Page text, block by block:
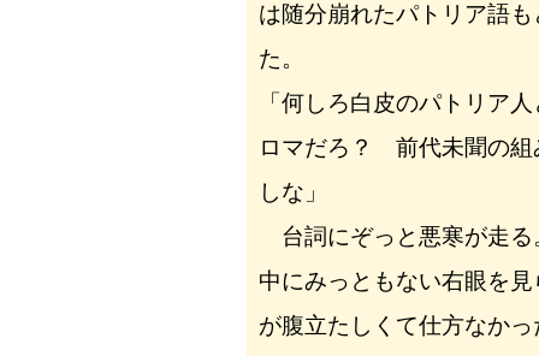
は随分崩れたパトリア語
た。
「何しろ白皮のパトリア
ロマだろ？ 前代未聞の組
しな」
台詞にぞっと悪寒が走る
中にみっともない右眼を
が腹立たしくて仕方なか